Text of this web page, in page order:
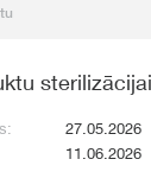
27.05.2026
11.06.2026